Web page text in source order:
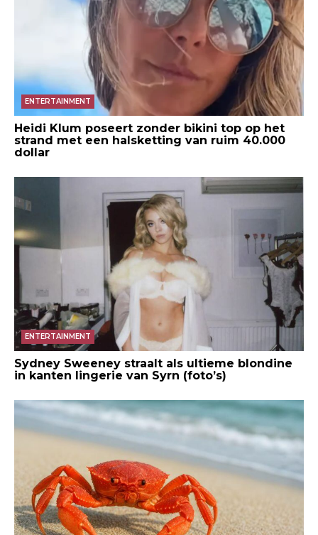
ENTERTAINMENT
Heidi Klum poseert zonder bikini top op het
strand met een halsketting van ruim 40.000
dollar
ENTERTAINMENT
Sydney Sweeney straalt als ultieme blondine
in kanten lingerie van Syrn (foto’s)